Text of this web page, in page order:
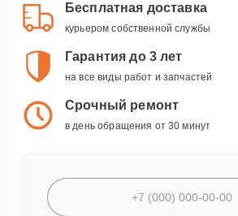
Бесплатная доставка
курьером собственной службы
Гарантия до 3 лет
на все виды работ и запчастей
Срочный ремонт
в день обращения от 30 минут